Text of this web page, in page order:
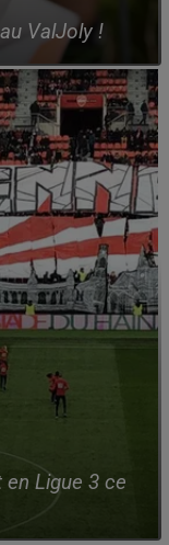
ValJoly !
Ligue 3 ce